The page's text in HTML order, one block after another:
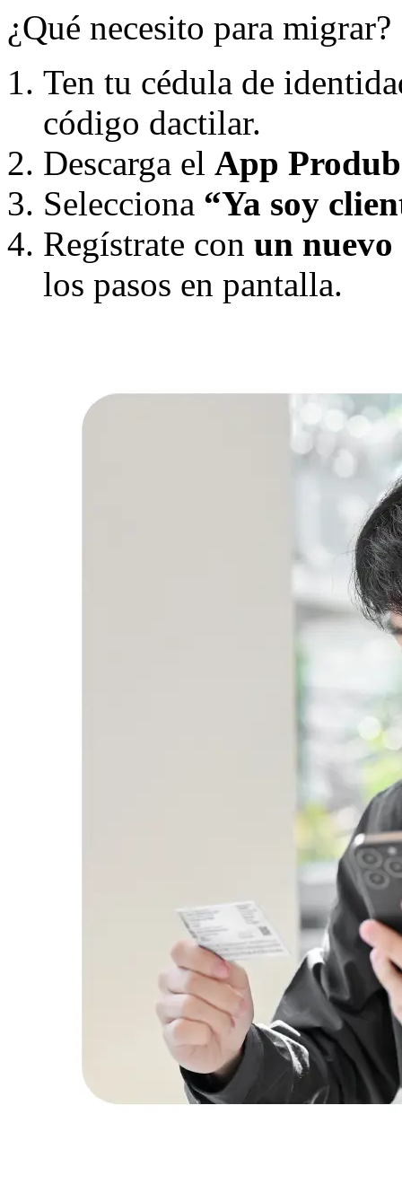
¿Qué necesito para migrar?
Ten tu cédula de
código dactilar.
Descarga el App
Selecciona “Ya soy
Regístrate con un
los pasos en pantalla.